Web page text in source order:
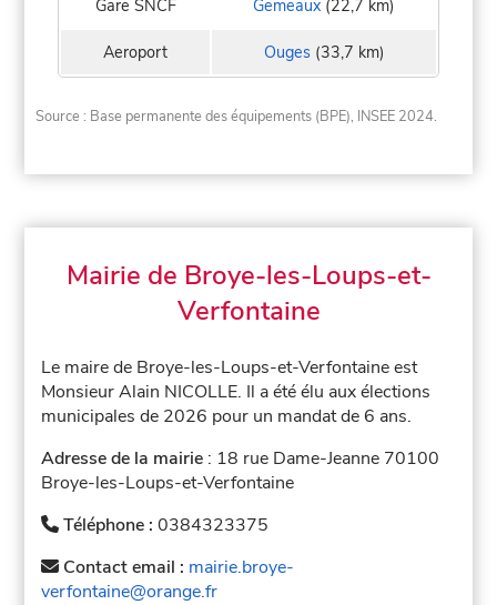
Gare SNCF Gemeaux (22,7 km)
Aeroport Ouges(33,7 km)
Source : Base permanente des équipements (BPE), INSEE 2024.
Mairie de Broye-les-Loups-et-
Verfontaine
Le maire de Broye-les-Loups-et-Verfontaine est
Monsieur Alain NICOLLE. Il a été élu aux élections
municipales de 2026 pour un mandat de 6 ans.
Adresse de la mairie : 18 rue Dame-Jeanne 70100
Broye-les-Loups-et-Verfontaine
Téléphone :0384323375
Contact email : mairie.broye-
verfontaine@orange.fr